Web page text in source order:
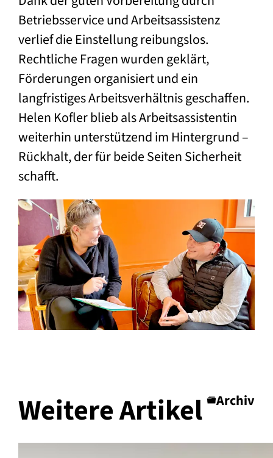
Betriebsservice und Arbeitsassistenz
verlief die Einstellung reibungslos.
Rechtliche Fragen wurden geklärt,
Förderungen organisiert und ein
langfristiges Arbeitsverhältnis geschaffen.
Helen Kofler blieb als Arbeitsassistentin
weiterhin unterstützend im Hintergrund –
Rückhalt, der für beide Seiten Sicherheit
schafft.
Weitere Artikel Archiv